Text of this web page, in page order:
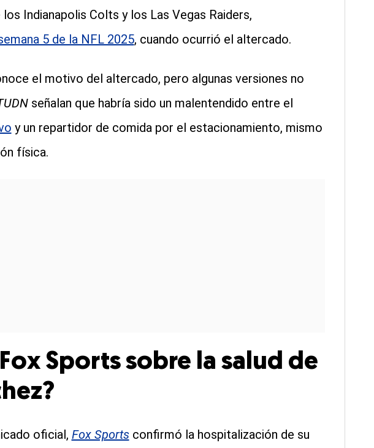
Indianapolis Colts y los Las Vegas Raiders,
5 de la NFL 2025, cuando ocurrió el altercado.
el motivo del altercado, pero algunas versiones no
señalan que habría sido un malentendido entre el
y un repartidor de comida por el estacionamiento, mismo
física.
Sports sobre la salud de
oficial, Fox Sportsconfirmó la hospitalización de su